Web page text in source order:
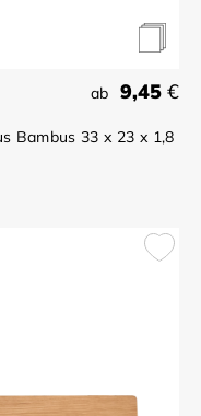
ab 9,45 €
Bambus 33 x 23 x 1,8